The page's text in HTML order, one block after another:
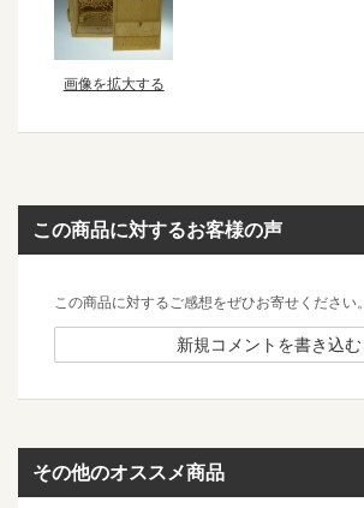
画像を拡大する
この商品に対するお客様の声
この商品に対するご感想をぜひお寄せください。
新規コメントを書き込む
その他のオススメ商品